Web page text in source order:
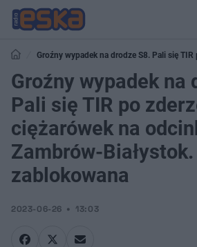
Groźny wypadek na drodze S8. Pali się
ciężarówek na odcinku Zambrów-Białystok. Droga
Groźny wypadek na
Pali się TIR po
ciężarówek na
Zambrów-
zablokowana
2023-06-26 13:03